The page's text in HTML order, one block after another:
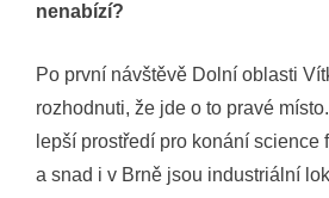
nenabízí?
Po první návštěvě Dolní oblasti
rozhodnuti, že jde o to pravé
lepší prostředí pro konání science
a snad i v Brně jsou industriální